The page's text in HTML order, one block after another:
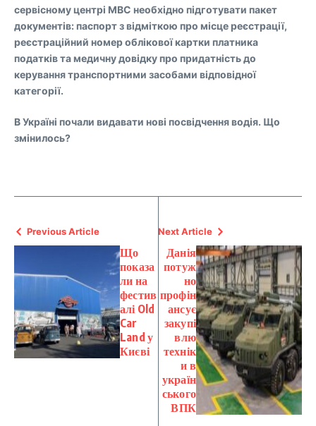
сервісному центрі МВС необхідно підготувати пакет
документів: паспорт з відміткою про місце реєстрації,
реєстраційний номер облікової картки платника
податків та медичну довідку про придатність до
керування транспортними засобами відповідної
категорії.
В Україні почали видавати нові посвідчення водія. Що
змінилось?
Previous Article
Що
показа
ли на
фестив
алі Old
Car
Land у
Києві
Next Article
Данія
потуж
но
профін
ансує
закупі
влю
технік
и в
україн
ського
ВПК